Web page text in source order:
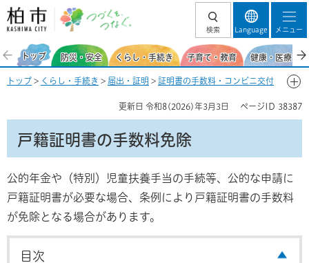
柏市 つづくを、
検索 Language メニュー
トップ 防災・安全 くらし・手続き 子育て・教育 健康・医療・
トップ > くらし・手続き > 届出・証明 > 証明書の手数料・コンビニ交付
更新日 令和8(2026)年3月3日 ページID 38387
戸籍証明書の手数料免除
公的年金や（特別）児童扶養手当の手続等、公的な申請に
戸籍証明書が必要な場合、条例により戸籍証明書の手数料
が免除となる場合があります。
目次